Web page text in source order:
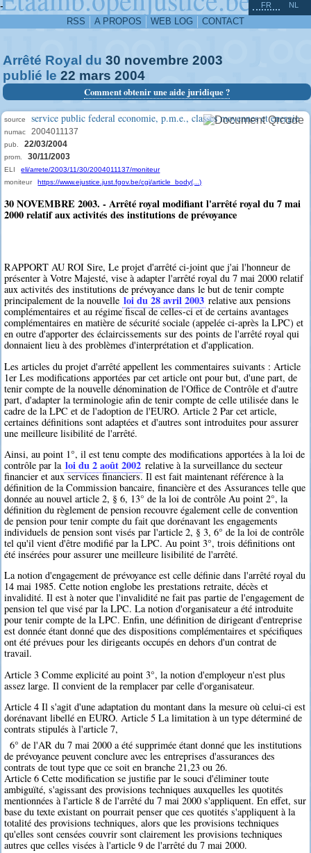
-
RSS A PROPOS WEB LOG CONTACT
FR NL
Arrêté Royal du 30 novembre 2003
publié le 22 mars 2004
Comment obtenir une aide juridique ?
source service public federal economie, p.m.e., classes moyennes et energie
numac 2004011137
pub. 22/03/2004
prom. 30/11/2003
ELI
eli/arrete/2003/11/30/2004011137/moniteur
moniteur
https://www.ejustice.just.fgov.be/cgi/article_body(...)
30 NOVEMBRE 2003. - Arrêté royal modifiant l'arrêté royal du 7 mai
2000 relatif aux activités des institutions de prévoyance
RAPPORT AU ROI Sire, Le projet d'arrêté ci-joint que j'ai l'honneur de
présenter à Votre Majesté, vise à adapter l'arrêté royal du 7 mai 2000 relatif
aux activités des institutions de prévoyance dans le but de tenir compte
principalement de la nouvelle loi du 28 avril 2003 relative aux pensions
complémentaires et au régime fiscal de celles-ci et de certains avantages
complémentaires en matière de sécurité sociale (appelée ci-après la LPC) et
en outre d'apporter des éclaircissements sur des points de l'arrêté royal qui
donnaient lieu à des problèmes d'interprétation et d'application.
Les articles du projet d'arrêté appellent les commentaires suivants : Article
1er Les modifications apportées par cet article ont pour but, d'une part, de
tenir compte de la nouvelle dénomination de l'Office de Contrôle et d'autre
part, d'adapter la terminologie afin de tenir compte de celle utilisée dans le
cadre de la LPC et de l'adoption de l'EURO. Article 2 Par cet article,
certaines définitions sont adaptées et d'autres sont introduites pour assurer
une meilleure lisibilité de l'arrêté.
Ainsi, au point 1°, il est tenu compte des modifications apportées à la loi de
contrôle par la loi du 2 août 2002 relative à la surveillance du secteur
financier et aux services financiers. Il est fait maintenant référence à la
définition de la Commission bancaire, financière et des Assurances telle que
donnée au nouvel article 2, § 6, 13° de la loi de contrôle Au point 2°, la
définition du règlement de pension recouvre également celle de convention
de pension pour tenir compte du fait que dorénavant les engagements
individuels de pension sont visés par l'article 2, § 3, 6° de la loi de contrôle
tel qu'il vient d'être modifié par la LPC. Au point 3°, trois définitions ont
été insérées pour assurer une meilleure lisibilité de l'arrêté.
La notion d'engagement de prévoyance est celle définie dans l'arrêté royal du
14 mai 1985. Cette notion englobe les prestations retraite, décès et
invalidité. Il est à noter que l'invalidité ne fait pas partie de l'engagement de
pension tel que visé par la LPC. La notion d'organisateur a été introduite
pour tenir compte de la LPC. Enfin, une définition de dirigeant d'entreprise
est donnée étant donné que des dispositions complémentaires et spécifiques
ont été prévues pour les dirigeants occupés en dehors d'un contrat de
travail.
Article 3 Comme explicité au point 3°, la notion d'employeur n'est plus
assez large. Il convient de la remplacer par celle d'organisateur.
Article 4 Il s'agit d'une adaptation du montant dans la mesure où celui-ci est
dorénavant libellé en EURO. Article 5 La limitation à un type déterminé de
contrats stipulés à l'article 7,
6° de l'AR du 7 mai 2000 a été supprimée étant donné que les institutions
de prévoyance peuvent conclure avec les entreprises d'assurances des
contrats de tout type que ce soit en branche 21,23 ou 26.
Article 6 Cette modification se justifie par le souci d'éliminer toute
ambiguïté, s'agissant des provisions techniques auxquelles les quotités
mentionnées à l'article 8 de l'arrêté du 7 mai 2000 s'appliquent. En effet, sur
base du texte existant on pourrait penser que ces quotités s'appliquent à la
totalité des provisions techniques, alors que les provisions techniques
qu'elles sont censées couvrir sont clairement les provisions techniques
autres que celles visées à l'article 9 de l'arrêté du 7 mai 2000.
^